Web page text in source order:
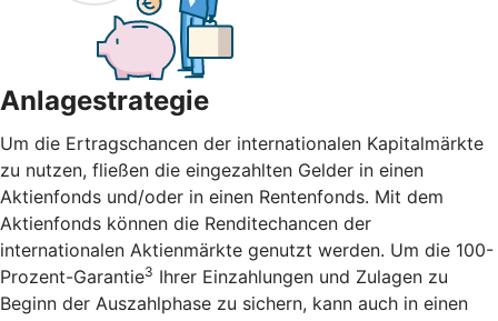
Anlagestrategie
Um die Ertragschancen der internationalen Kapitalmärkte
zu nutzen, fließen die eingezahlten Gelder in einen
Aktienfonds und/oder in einen Rentenfonds. Mit dem
Aktienfonds können die Renditechancen der
internationalen Aktienmärkte genutzt werden. Um die 100-
Prozent-Garantie3 Ihrer Einzahlungen und Zulagen zu
Beginn der Auszahlphase zu sichern, kann auch in einen